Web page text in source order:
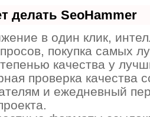
делать SeoHammer
в один клик,
покупка самых
качества у
проверка качества
и ежедневный